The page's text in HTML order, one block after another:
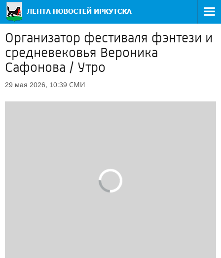
Организатор фестиваля фэнтези и
средневековья Вероника
Сафонова / Утро
29 мая 2026, 10:39 СМИ